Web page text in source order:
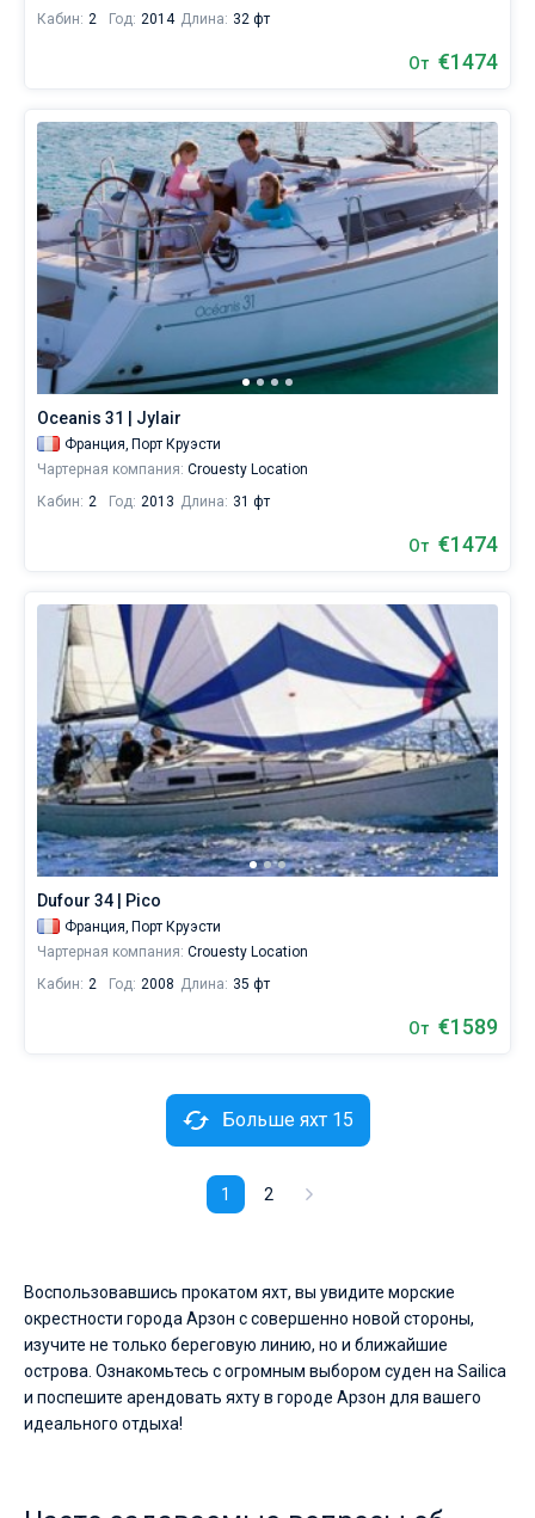
Кабин: 2 Год: 2014 Длина: 32 фт
От €1474
Oceanis 31 | Jylair
Франция, Порт Круэсти
Чартерная компания: Crouesty Location
Кабин: 2 Год: 2013 Длина: 31 фт
От €1474
Dufour 34 | Pico
Франция, Порт Круэсти
Чартерная компания: Crouesty Location
Кабин: 2 Год: 2008 Длина: 35 фт
От €1589
1 2
Больше яхт 15
Воспользовавшись прокатом яхт, вы увидите морские
окрестности города Арзон с совершенно новой стороны,
изучите не только береговую линию, но и ближайшие
острова. Ознакомьтесь с огромным выбором суден на Sailica
и поспешите арендовать яхту в городе Арзон для вашего
идеального отдыха!